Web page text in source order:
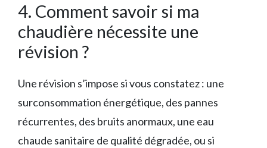
4. Comment savoir si ma
chaudière nécessite une
révision ?
Une révision s’impose si vous constatez : une
surconsommation énergétique, des pannes
récurrentes, des bruits anormaux, une eau
chaude sanitaire de qualité dégradée, ou si